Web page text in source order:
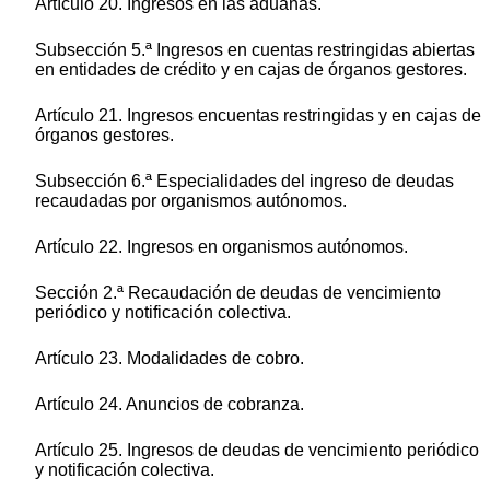
Artículo 20. Ingresos en las aduanas.
Subsección 5.ª Ingresos en cuentas restringidas abiertas
en entidades de crédito y en cajas de órganos gestores.
Artículo 21. Ingresos encuentas restringidas y en cajas de
órganos gestores.
Subsección 6.ª Especialidades del ingreso de deudas
recaudadas por organismos autónomos.
Artículo 22. Ingresos en organismos autónomos.
Sección 2.ª Recaudación de deudas de vencimiento
periódico y notificación colectiva.
Artículo 23. Modalidades de cobro.
Artículo 24. Anuncios de cobranza.
Artículo 25. Ingresos de deudas de vencimiento periódico
y notificación colectiva.